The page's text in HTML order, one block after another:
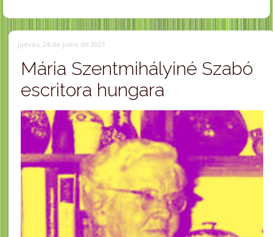
jueves, 24 de junio de 2021
Mária Szentmihályiné Szabó
escritora hungara